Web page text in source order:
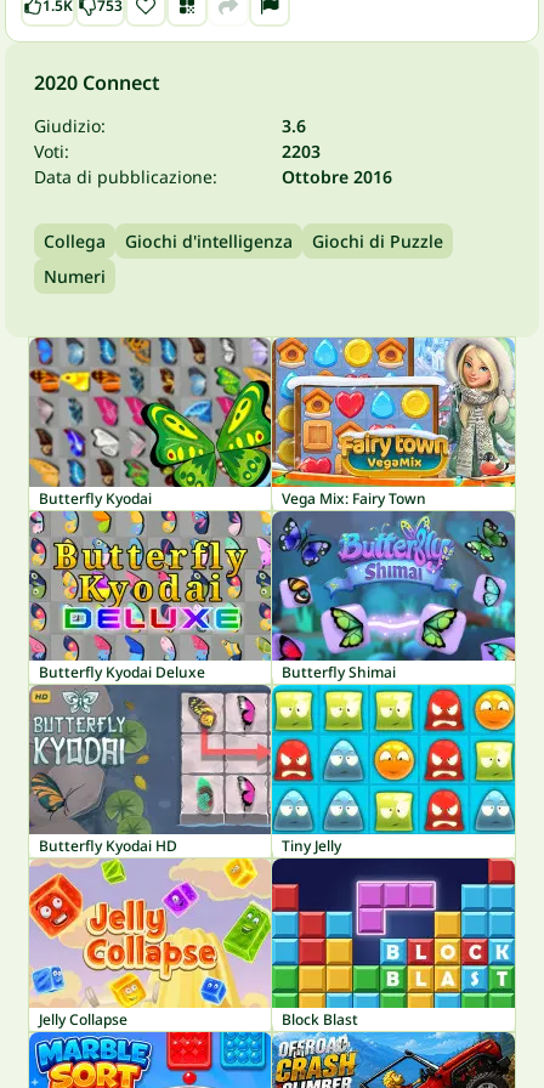
1.5K 753
2020 Connect
Giudizio:
3.6
Voti:
2203
Data di pubblicazione:
Ottobre 2016
Collega Giochi d'intelligenza
Giochi di Puzzle
Numeri
Butterfly Kyodai Vega Mix: Fairy Town
Butterfly Kyodai Deluxe Butterfly Shimai
Butterfly Kyodai HD Tiny Jelly
Jelly Collapse Block Blast